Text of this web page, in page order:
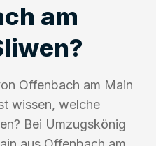
am
Offenbach am Main
wissen, welche
Bei Umzugskönig